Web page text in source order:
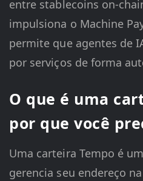
entre stablecoins on-
impulsiona o Machine
permite que agentes de
por serviços de forma
O que é uma
por que você
Uma carteira Tempo é
gerencia seu endereço